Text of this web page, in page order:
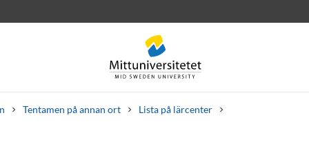
Tentamen på annan ort Lista på lärcenter